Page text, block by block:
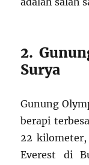
2.
Surya
Gunung
berapi
22
Everest di